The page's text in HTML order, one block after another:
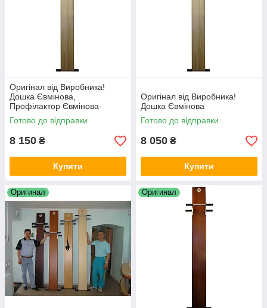
Оригінал від Виробника!
Дошка Євмінова,
Профілактор Євмінова-
спецзамовлення при зрості
вище 194 см світлого кольору
Готово до відправки
8 150 ₴
Купити
Оригінал від Виробника!
Дошка Євмінова
Готово до відправки
8 050 ₴
Купити
Оригинал Оригинал